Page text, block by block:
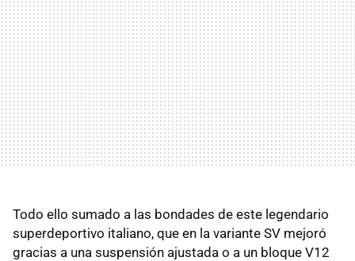
Todo ello sumado a las bondades de este legendario
superdeportivo italiano, que en la variante SV mejoró
gracias a una suspensión ajustada o a un bloque V12